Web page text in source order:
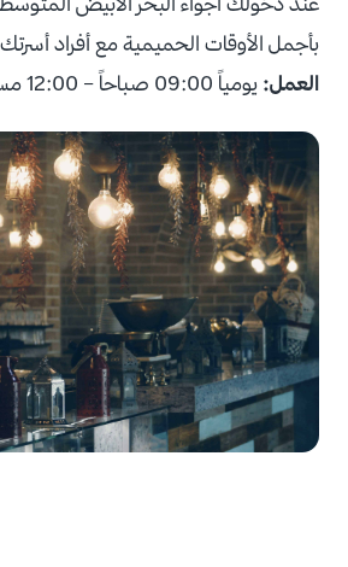
بأجمل الأوقات الحميمية مع أفراد
العمل: يومياً 09:00 صباحاً – 12:00 مساءً.